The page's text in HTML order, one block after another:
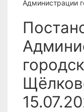
Администрации